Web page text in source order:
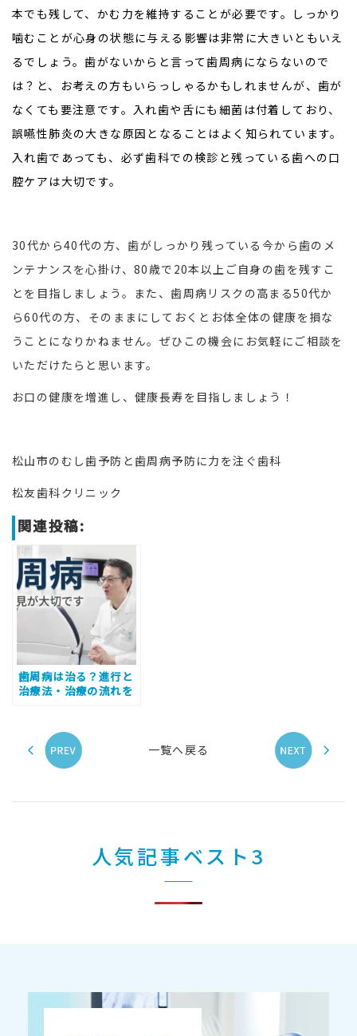
本でも残して、かむ力を維持することが必要です。しっかり
噛むことが心身の状態に与える影響は非常に大きいともいえ
るでしょう。歯がないからと言って歯周病にならないので
は？と、お考えの方もいらっしゃるかもしれませんが、歯が
なくても要注意です。入れ歯や舌にも細菌は付着しており、
誤嚥性肺炎の大きな原因となることはよく知られています。
入れ歯であっても、必ず歯科での検診と残っている歯への口
腔ケアは大切です。
30代から40代の方、歯がしっかり残っている今から歯のメ
ンテナンスを心掛け、80歳で20本以上ご自身の歯を残すこ
とを目指しましょう。また、歯周病リスクの高まる50代か
ら60代の方、そのままにしておくとお体全体の健康を損な
うことになりかねません。ぜひこの機会にお気軽にご相談を
いただけたらと思います。
お口の健康を増進し、健康長寿を目指しましょう！
松山市のむし歯予防と歯周病予防に力を注ぐ歯科
松友歯科クリニック
関連投稿:
歯周病は治る？進行と
治療法・治療の流れを
一覧へ戻る
人気記事ベスト3